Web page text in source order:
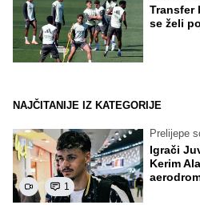
Transfer
se želi
NAJČITANIJE IZ KATEGORIJE
1
Prelijepe
Igrači
Kerim